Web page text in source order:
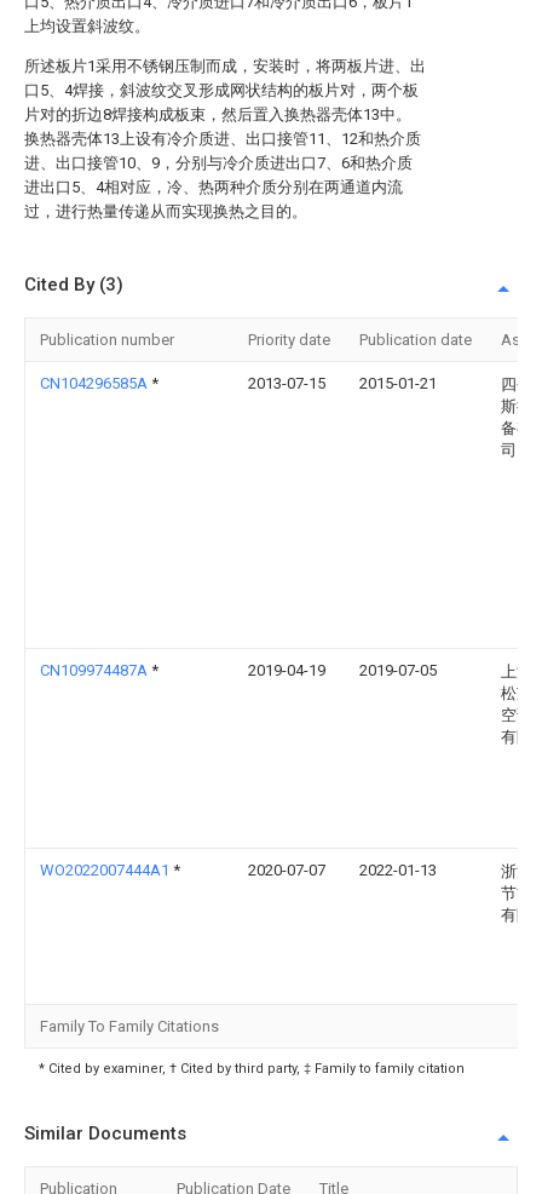
上均设置斜波纹。
所述板片1采用不锈钢压制而成，安装时，将两板片进、出
口5、4焊接，斜波纹交叉形成网状结构的板片对，两个板
片对的折边8焊接构成板束，然后置入换热器壳体13中。
换热器壳体13上设有冷介质进、出口接管11、12和热介质
进、出口接管10、9，分别与冷介质进出口7、6和热介质
进出口5、4相对应，冷、热两种介质分别在两通道内流
过，进行热量传递从而实现换热之目的。
Cited By (3)
Publication number Priority date Publication date
CN104296585A * 2013-07-15 2015-01-21
四平
斯换
备有
司
CN109974487A * 2019-04-19 2019-07-05
上海
松芝
空调
有限
WO2022007444A1 * 2020-07-07 2022-01-13
浙江
节能
有限
Family To Family Citations
* Cited by examiner, † Cited by third party, ‡ Family to family citation
Similar Documents
Publication Publication Date Title